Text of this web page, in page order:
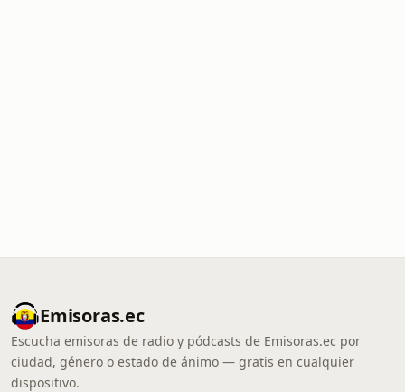
Emisoras.ec
Escucha emisoras de radio y pódcasts de Emisoras.ec por
ciudad, género o estado de ánimo — gratis en cualquier
dispositivo.